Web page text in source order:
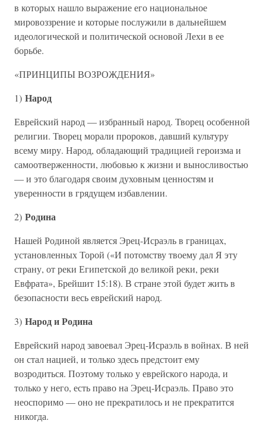
в которых нашло выражение его национальное
мировоззрение и которые послужили в дальнейшем
идеологической и политической основой Лехи в ее
борьбе.
«ПРИНЦИПЫ ВОЗРОЖДЕНИЯ»
1) Народ
Еврейский народ — избранный народ. Творец особенной
религии. Творец морали пророков, давший культуру
всему миру. Народ, обладающий традицией героизма и
самоотверженности, любовью к жизни и выносливостью
— и это благодаря своим духовным ценностям и
уверенности в грядущем избавлении.
2) Родина
Нашей Родиной является Эрец-Исраэль в границах,
установленных Торой («И потомству твоему дал Я эту
страну, от реки Египетской до великой реки, реки
Евфрата», Брейшит 15:18). В стране этой будет жить в
безопасности весь еврейский народ.
3) Народ и Родина
Еврейский народ завоевал Эрец-Исраэль в войнах. В ней
он стал нацией, и только здесь предстоит ему
возродиться. Поэтому только у еврейского народа, и
только у него, есть право на Эрец-Исраэль. Право это
неоспоримо — оно не прекратилось и не прекратится
никогда.